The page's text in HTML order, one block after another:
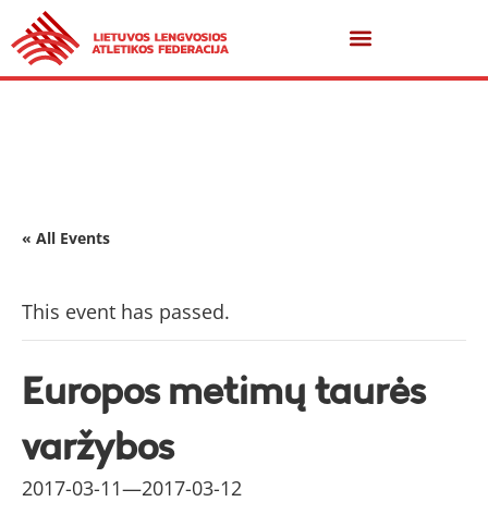
« All Events
This event has passed.
Europos metimų taurės
varžybos
2017-03-11—2017-03-12